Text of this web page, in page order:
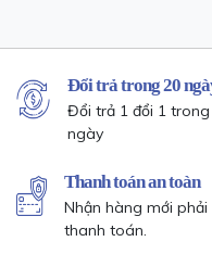
Đổi trả trong 20
Đổi trả 1 đổi 1
ngày
Thanh toán an toàn
Nhận hàng mới phải
thanh toán.